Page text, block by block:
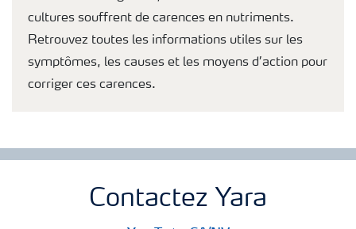
cultures souffrent de carences en nutriments.
Retrouvez toutes les informations utiles sur les
symptômes, les causes et les moyens d’action pour
corriger ces carences.
Contactez Yara